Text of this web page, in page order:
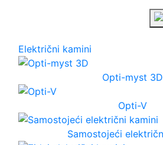
Električni kamini
Opti-myst 3D
Opti-V
Samostojeći